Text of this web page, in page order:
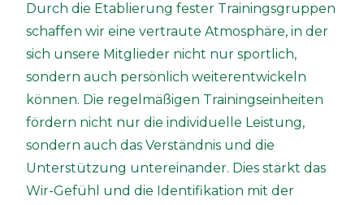
Durch die Etablierung fester Trainingsgruppen
schaffen wir eine vertraute Atmosphäre, in der
sich unsere Mitglieder nicht nur sportlich,
sondern auch persönlich weiterentwickeln
können. Die regelmäßigen Trainingseinheiten
fördern nicht nur die individuelle Leistung,
sondern auch das Verständnis und die
Unterstützung untereinander. Dies stärkt das
Wir-Gefühl und die Identifikation mit der